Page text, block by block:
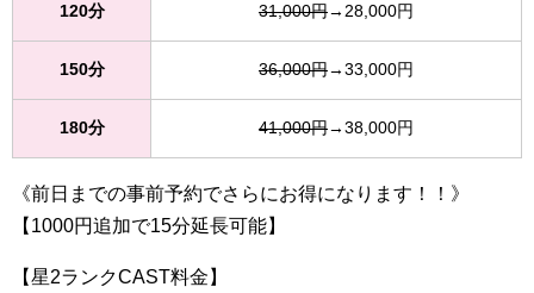
120分 31,000円→28,000円
150分 36,000円→33,000円
180分 41,000円→38,000円
《前日までの事前予約でさらにお得になります！！》
【1000円追加で15分延長可能】
【星2ランクCAST料金】